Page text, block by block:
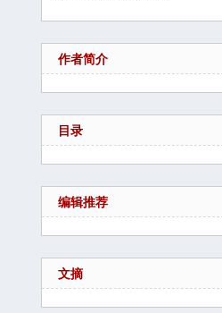
作者简介
目录
编辑推荐
文摘